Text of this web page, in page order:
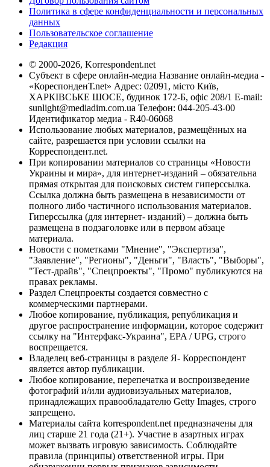
Политика в сфере конфиденциальности и персональных
данных
Пользовательское соглашение
Редакция
© 2000-2026, Korrespondent.net
Субъект в сфере онлайн-медиа Название онлайн-медиа -
«КореспонденТ.net» Адрес: 02091, місто Київ,
ХАРКІВСЬКЕ ШОСЕ, будинок 172-Б, офіс 208/1 E-mail:
sunlight@mediadim.com.ua Телефон: 044-205-43-00
Идентификатор медиа - R40-06068
Использование любых материалов, размещённых на
сайте, разрешается при условии ссылки на
Корреспондент.net.
При копировании материалов со страницы «Новости
Украины и мира», для интернет-изданий – обязательна
прямая открытая для поисковых систем гиперссылка.
Ссылка должна быть размещена в независимости от
полного либо частичного использования материалов.
Гиперссылка (для интернет- изданий) – должна быть
размещена в подзаголовке или в первом абзаце
материала.
Новости с пометками "Мнение", "Экспертиза",
"Заявление", "Регионы", "Деньги", "Власть", "Выборы",
"Тест-драйв", "Спецпроекты", "Промо" публикуются на
правах рекламы.
Раздел Спецпроекты создается совместно с
коммерческими партнерами.
Любое копирование, публикация, републикация и
другое распространение информации, которое содержит
ссылку на "Интерфакс-Украина", EPA / UPG, строго
воспрещается.
Владелец веб-страницы в разделе Я- Корреспондент
является автор публикации.
Любое копирование, перепечатка и воспроизведение
фотографий и/или аудиовизуальных материалов,
принадлежащих правообладателю Getty Images, строго
запрещено.
Материалы сайта korrespondent.net предназначены для
лиц старше 21 года (21+). Участие в азартных играх
может вызвать игровую зависимость. Соблюдайте
правила (принципы) ответственной игры. При